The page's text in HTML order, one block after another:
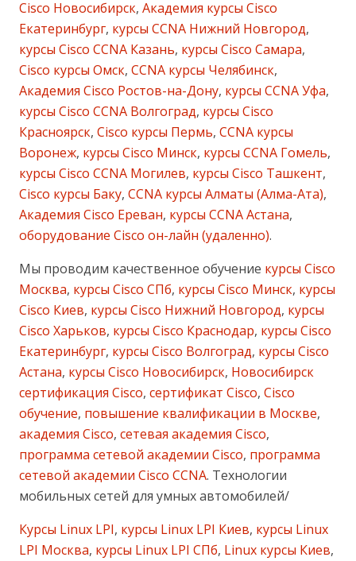
Cisco Новосибирск, Академия курсы Cisco
Екатеринбург, курсы CCNA Нижний Новгород,
курсы Cisco CCNA Казань, курсы Cisco Самара,
Cisco курсы Омск, CCNA курсы Челябинск,
Академия Cisco Ростов-на-Дону, курсы CCNA Уфа,
курсы Cisco CCNA Волгоград, курсы Cisco
Красноярск, Cisco курсы Пермь, CCNA курсы
Воронеж, курсы Cisco Минск, курсы CCNA Гомель,
курсы Cisco CCNA Могилев, курсы Cisco Ташкент,
Cisco курсы Баку, CCNA курсы Алматы (Алма-Ата),
Академия Cisco Ереван, курсы CCNA Астана,
оборудование Cisco он-лайн (удаленно).
Мы проводим качественное обучение курсы Cisco
Москва, курсы Cisco СПб, курсы Cisco Минск, курсы
Cisco Киев, курсы Cisco Нижний Новгород, курсы
Cisco Харьков, курсы Cisco Краснодар, курсы Cisco
Екатеринбург, курсы Cisco Волгоград, курсы Cisco
Астана, курсы Cisco Новосибирск, Новосибирск
сертификация Cisco, сертификат Cisco, Cisco
обучение, повышение квалификации в Москве,
академия Cisco, сетевая академия Cisco,
программа сетевой академии Cisco, программа
сетевой академии Cisco CCNA. Технологии
мобильных сетей для умных автомобилей/
Курсы Linux LPI, курсы Linux LPI Киев, курсы Linux
LPI Москва, курсы Linux LPI СПб, Linux курсы Киев,